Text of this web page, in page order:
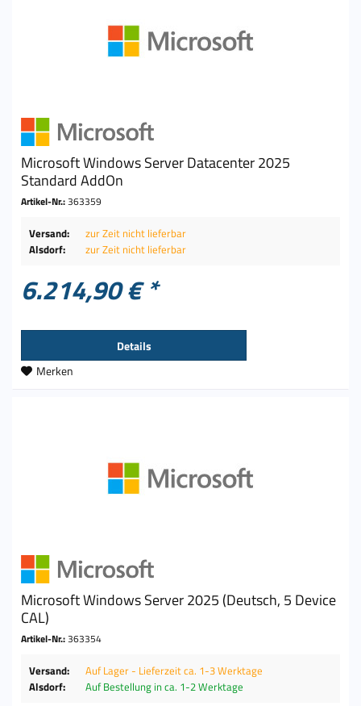
Microsoft Windows Server Datacenter 2025
Standard AddOn
Artikel-Nr.:363359
Versand:
zur Zeit nicht lieferbar
Alsdorf:
zur Zeit nicht lieferbar
6.214,90 € *
Details
Merken
Microsoft Windows Server 2025 (Deutsch, 5 Device
CAL)
Artikel-Nr.:363354
Versand:
Auf Lager - Lieferzeit ca. 1-3 Werktage
Alsdorf:
Auf Bestellung in ca. 1-2 Werktage